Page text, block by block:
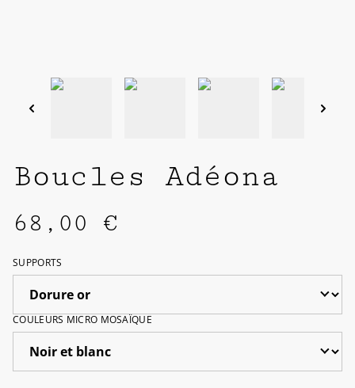
Boucles Adéona
68,00 €
SUPPORTS
COULEURS MICRO MOSAÏQUE